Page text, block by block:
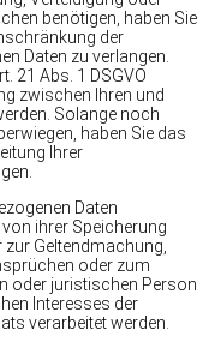
benötigen, haben Sie
der
Daten zu verlangen.
21 Abs. 1 DSGVO
zwischen Ihren und
Solange noch
haben Sie das
Ihrer
Daten
ihrer Speicherung
Geltendmachung,
oder zum
oder juristischen Person
Interesses der
verarbeitet werden.